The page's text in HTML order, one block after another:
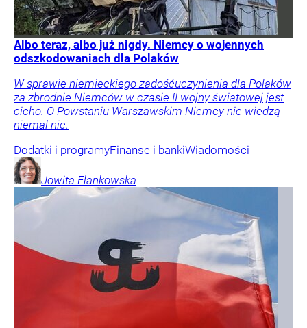
Albo teraz, albo już nigdy. Niemcy o wojennych
odszkodowaniach dla Polaków
W sprawie niemieckiego zadośćuczynienia dla Polaków
za zbrodnie Niemców w czasie II wojny światowej jest
cicho. O Powstaniu Warszawskim Niemcy nie wiedzą
niemal nic.
Dodatki i programyFinanse i bankiWiadomości
Jowita Flankowska